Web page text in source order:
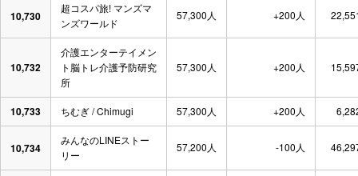
10,730
超コスパ旅! マンズマ
ンズワールド
57,300人 +200人
10,732
介護エンターテイメン
ト脳トレ介護予防研究
所
57,300人 +200人
10,733 ちむぎ / Chimugi 57,300人 +200人
10,734
みんなのLINEストー
リー
57,200人 -100人